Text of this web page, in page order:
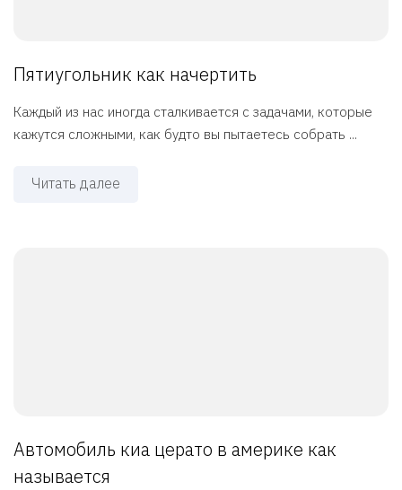
Пятиугольник как начертить
Каждый из нас иногда сталкивается с задачами, которые
кажутся сложными, как будто вы пытаетесь собрать ...
Читать далее
Автомобиль киа церато в америке как
называется